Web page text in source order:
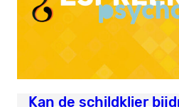
Kan de schildklier